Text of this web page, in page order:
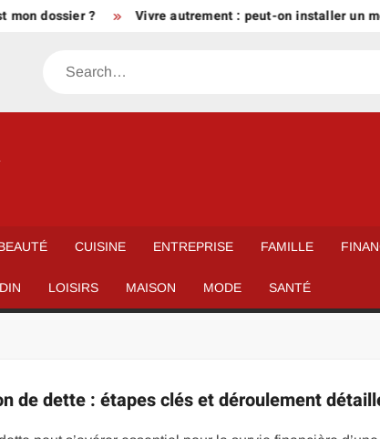
dossier ? Vivre autrement : peut-on installer un
Search
CUISINE ENTREPRISE FAMILLE
LOISIRS MAISON MODE SANTÉ
de dette : étapes clés et déroulement